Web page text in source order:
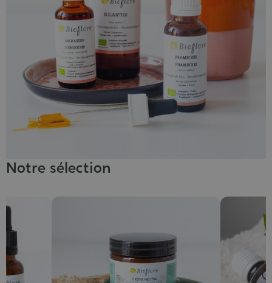
Notre sélection